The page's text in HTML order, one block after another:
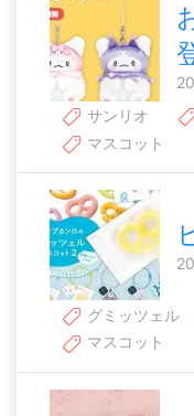
サンリオ
マスコット
グミッツェル
マスコット